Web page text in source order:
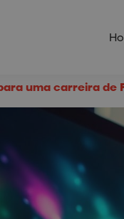
uma carreira